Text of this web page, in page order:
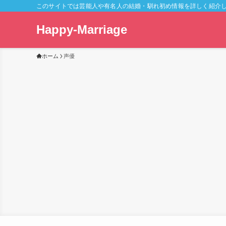
このサイトでは芸能人や有名人の結婚・馴れ初め情報を詳しく紹介
Happy-Marriage
ホーム 声優